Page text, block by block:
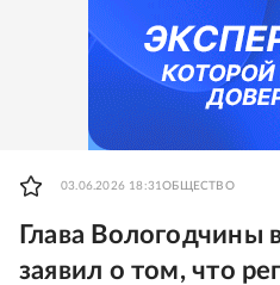
03.06.2026 18:31ОБЩЕСТВО
Глава
заявил о том, что